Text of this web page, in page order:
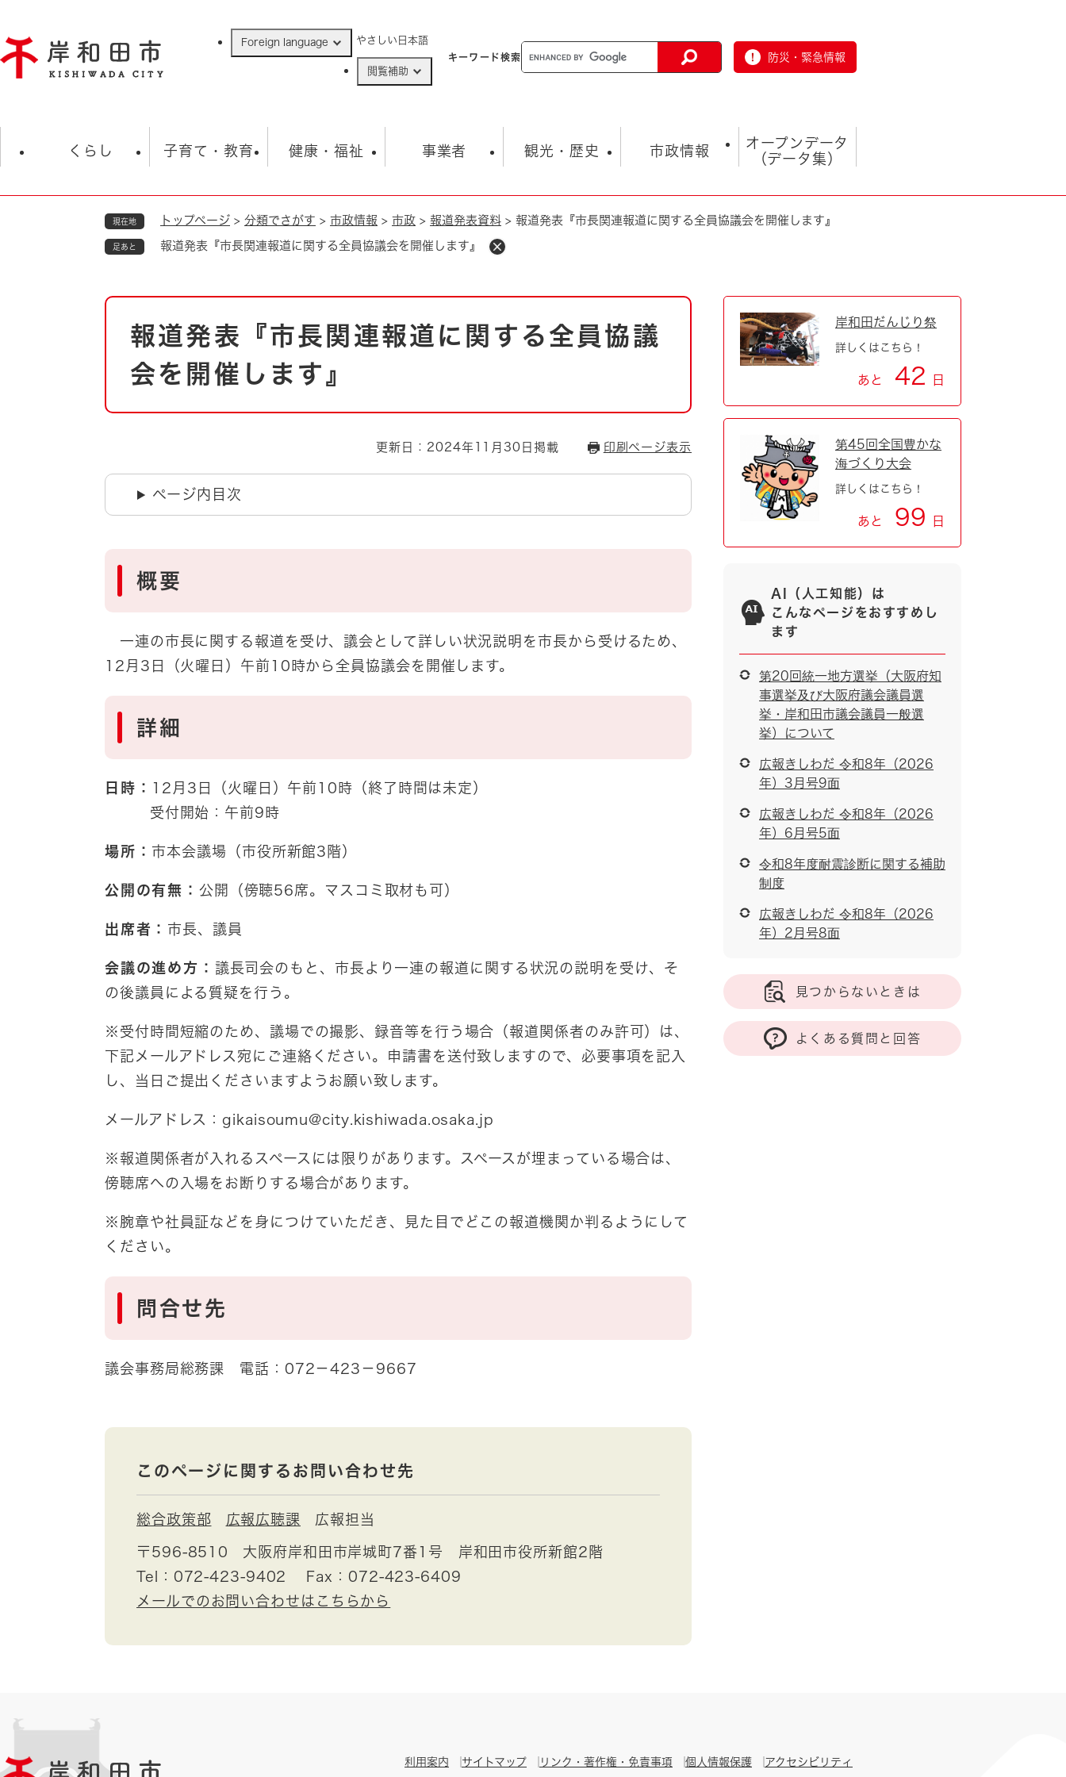
ジ
の
Foreign language やさしい日本語
閲覧補助
キーワード検索 防災・緊急情報
くらし
住民票・戸籍
ごみ・衛生・動物 救急・消防
防災・防犯 上水道・下水道
自然・環境・公園 住宅
引っ越し
地域コミュニティ・ボラン
道路・河川・交通
子育て・教育
学校 子育て
健康・福祉
福祉・健康・生活 生涯学習・スポーツ
事業者
入札・契約情報 まちづくり・協働
環境 福祉・介護
観光・歴史
観光 観光スポット
市政情報
市の概要 総合計画
市政 職員採用情報
市役所・施設の案内
オープンデータ
（データ集）
オープンデータ
現在地 トップページ > 分類でさがす > 市政情報 > 市政 > 報道発表資料 > 報道発表『市長関連報道に関する全員協議会を開催します』
足あと 報道発表『市長関連報道に関する全員協議会を開催します』
本
報道発表『市長関連報道に関する全員協議
会を開催します』
更新日：2024年11月30日掲載 印刷ページ表示
ページ内目次
概要
一連の市長に関する報道を受け、議会として詳しい状況説明を市長から受けるため、
12月3日（火曜日）午前10時から全員協議会を開催します。
詳細
日時：
12月3日（火曜日）午前10時（終了時間は未定）
受付開始：午前9時
場所： 市本会議場（市役所新館3階）
公開の有無： 公開（傍聴56席。マスコミ取材も可）
出席者： 市長、議員
会議の進め方： 議長司会のもと、市長より一連の報道に関する状況の説明を受け、そ
の後議員による質疑を行う。
※受付時間短縮のため、議場での撮影、録音等を行う場合（報道関係者のみ許可）は、
下記メールアドレス宛にご連絡ください。申請書を送付致しますので、必要事項を記入
し、当日ご提出くださいますようお願い致します。
メールアドレス：gikaisoumu@city.kishiwada.osaka.jp
※報道関係者が入れるスペースには限りがあります。スペースが埋まっている場合は、
傍聴席への入場をお断りする場合があります。
※腕章や社員証などを身につけていただき、見た目でどこの報道機関か判るようにして
ください。
問合せ先
議会事務局総務課 電話：072－423－9667
このページに関するお問い合わせ先
総合政策部 広報広聴課 広報担当
〒596-8510
大阪府岸和田市岸城町7番1号 岸和田市役所新館2階
Tel：072-423-9402
Fax：072-423-6409
メールでのお問い合わせはこちらから
岸和田だんじり祭
詳しくはこちら！
あと 42 日
第45回全国豊かな
海づくり大会
詳しくはこちら！
あと 99 日
AI（人工知能）は
こんなページをおすすめし
ます
第20回統一地方選挙（大阪府知
事選挙及び大阪府議会議員選
挙・岸和田市議会議員一般選
挙）について
広報きしわだ 令和8年（2026
年）3月号9面
広報きしわだ 令和8年（2026
年）6月号5面
令和8年度耐震診断に関する補助
制度
広報きしわだ 令和8年（2026
年）2月号8面
見つからないときは
よくある質問と回答
利用案内 サイトマップ リンク・著作権・免責事項 個人情報保護 アクセシビリティ